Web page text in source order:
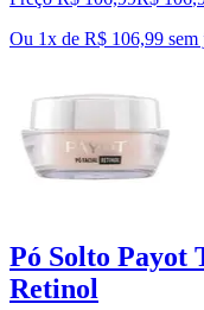
Ou 1x de R$ 106,99 sem
Pó Solto Payot
Retinol